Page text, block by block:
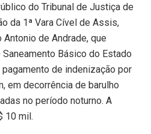
do Tribunal de Justiça de
da 1ª Vara Cível de Assis,
de Andrade, que
Básico do Estado
de indenização por
em decorrência de barulho
no período noturno. A
10 mil.